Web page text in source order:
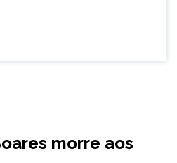
morre aos